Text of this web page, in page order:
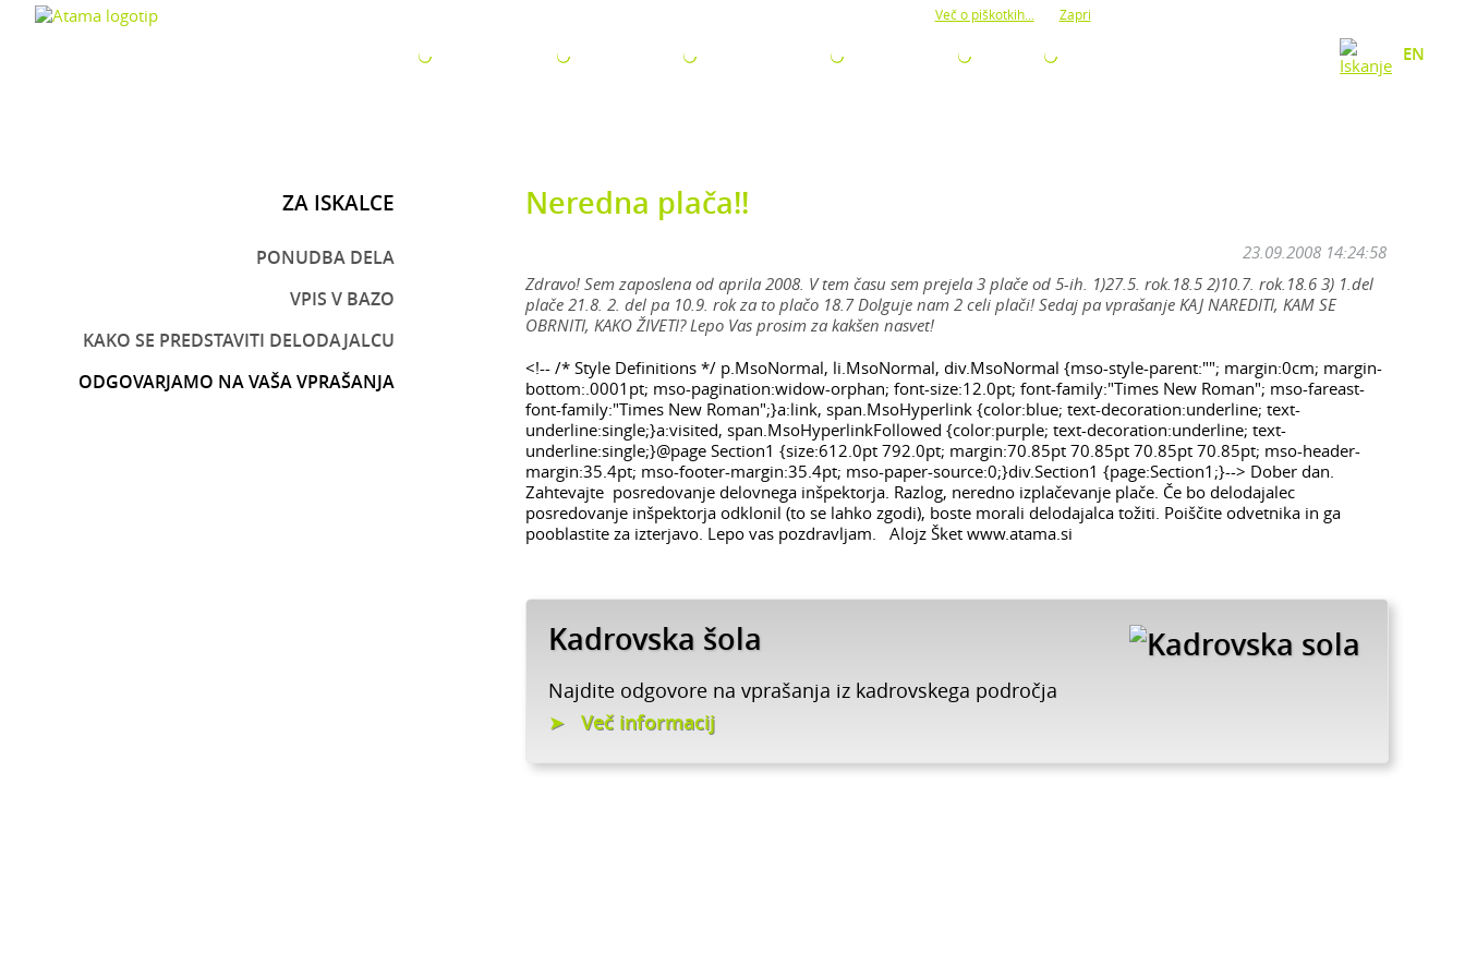
Več o piškotkih... Zapri
EN
ZA ISKALCE
PONUDBA DELA
VPIS V BAZO
KAKO SE PREDSTAVITI DELODAJALCU
ODGOVARJAMO NA VAŠA VPRAŠANJA
Neredna plača!!
23.09.2008 14:24:58
Zdravo! Sem zaposlena od aprila 2008. V tem času sem prejela 3 plače od 5-ih. 1)27.5. rok.18.5 2)10.7. rok.18.6 3) 1.del
plače 21.8. 2. del pa 10.9. rok za to plačo 18.7 Dolguje nam 2 celi plači! Sedaj pa vprašanje KAJ NAREDITI, KAM SE
OBRNITI, KAKO ŽIVETI? Lepo Vas prosim za kakšen nasvet!
<!-- /* Style Definitions */ p.MsoNormal, li.MsoNormal, div.MsoNormal {mso-style-parent:""; margin:0cm; margin-
bottom:.0001pt; mso-pagination:widow-orphan; font-size:12.0pt; font-family:"Times New Roman"; mso-fareast-
font-family:"Times New Roman";}a:link, span.MsoHyperlink {color:blue; text-decoration:underline; text-
underline:single;}a:visited, span.MsoHyperlinkFollowed {color:purple; text-decoration:underline; text-
underline:single;}@page Section1 {size:612.0pt 792.0pt; margin:70.85pt 70.85pt 70.85pt 70.85pt; mso-header-
margin:35.4pt; mso-footer-margin:35.4pt; mso-paper-source:0;}div.Section1 {page:Section1;}--> Dober dan.
Zahtevajte posredovanje delovnega inšpektorja. Razlog, neredno izplačevanje plače. Če bo delodajalec
posredovanje inšpektorja odklonil (to se lahko zgodi), boste morali delodajalca tožiti. Poiščite odvetnika in ga
pooblastite za izterjavo. Lepo vas pozdravljam. Alojz Šket www.atama.si
Kadrovska šola
Najdite odgovore na vprašanja iz kadrovskega področja
Več informacij